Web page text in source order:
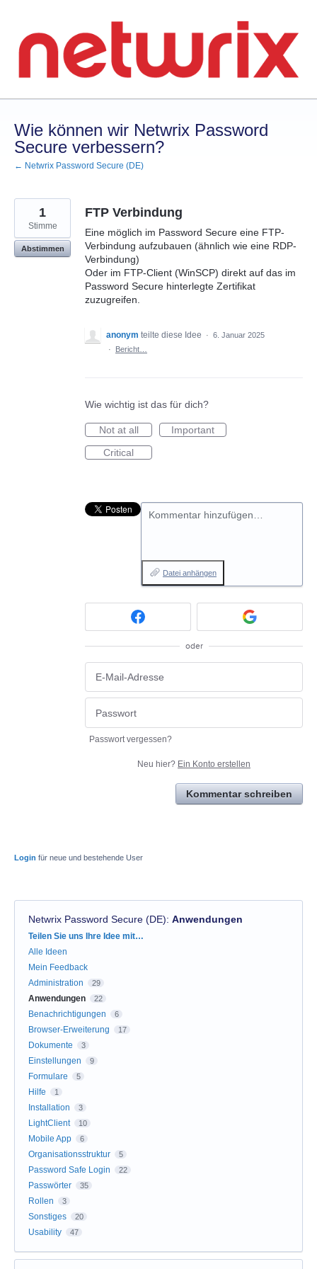
springen
Wie können wir Netwrix Password
Secure verbessern?
← Netwrix Password Secure (DE)
FTP Verbindung
Eine möglich im Password Secure eine FTP-
Verbindung aufzubauen (ähnlich wie eine RDP-
Verbindung)
Oder im FTP-Client (WinSCP) direkt auf das im
Password Secure hinterlegte Zertifikat
zuzugreifen.
1
Stimme
Abstimmen
anonym teilte diese Idee · 6. Januar 2025
·
Bericht…
Wie wichtig ist das für dich?
Not at all
Important
Critical
Kommentar hinzufügen…
Datei anhängen
oder
Passwort vergessen?
Neu hier? Ein Konto erstellen
Kommentar schreiben
Login für neue und bestehende User
Netwrix Password Secure (DE): Anwendungen
Kategorien
Teilen Sie uns Ihre Idee mit…
Alle Ideen
Mein Feedback
Administration
29
Anwendungen 22
Benachrichtigungen 6
Browser-Erweiterung 17
Dokumente 3
Einstellungen 9
Formulare 5
Hilfe 1
Installation 3
LightClient 10
Mobile App 6
Organisationsstruktur 5
Password Safe Login 22
Passwörter 35
Rollen 3
Sonstiges 20
Usability 47